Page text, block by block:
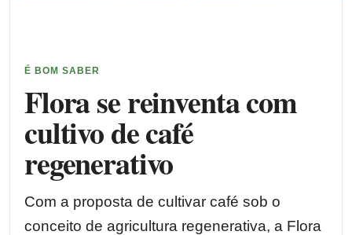
É BOM SABER
Flora se reinventa com
cultivo de café
regenerativo
Com a proposta de cultivar café sob o
conceito de agricultura regenerativa, a Flora